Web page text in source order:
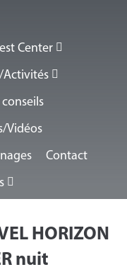
Center
Activités
Vidéos
Contact
HORIZON
nuit